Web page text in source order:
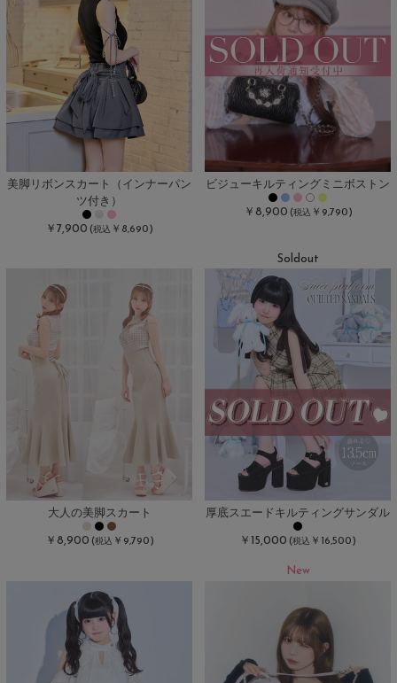
美脚リボンスカート（インナーパン
ツ付き）
￥7,900 (税込 ￥8,690)
ビジューキルティングミニボストン
￥8,900 (税込 ￥9,790)
大人の美脚スカート
￥8,900 (税込 ￥9,790)
Soldout
厚底スエードキルティングサンダル
￥15,000 (税込 ￥16,500)
New